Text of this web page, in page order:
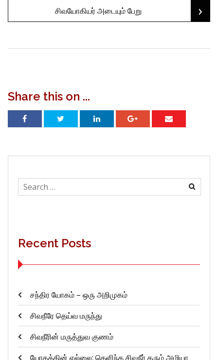
navigation
சிவயோகியர் அடையும் பேறு ›
Share this on ...
Search
for:
Recent Posts
சந்திர யோகம் – ஒரு அறிமுகம்
சிவநீரே தெய்வ மருந்து
சிவநீரின் மருத்துவ குணம்
யோகத்தின் எல்லை: தெளிந்த சிவநீர் தரும் அழியா